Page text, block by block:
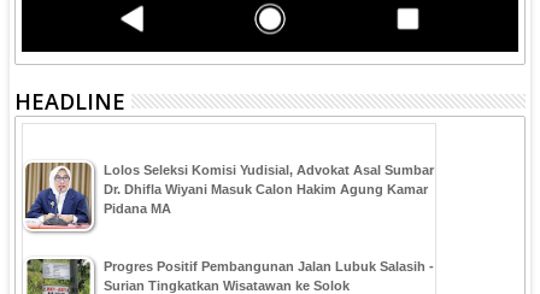
HEADLINE
‎Lolos Seleksi Komisi Yudisial, Advokat Asal Sumbar
Dr. Dhifla Wiyani Masuk Calon Hakim Agung Kamar
Pidana MA
Progres Positif Pembangunan Jalan Lubuk Salasih -
Surian Tingkatkan Wisatawan ke Solok